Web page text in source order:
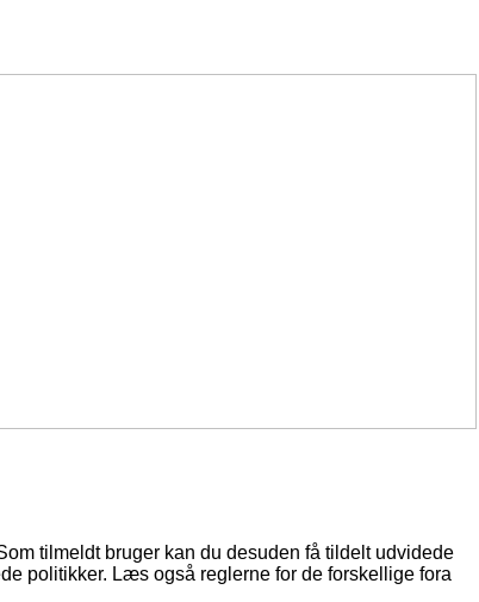
tilmeldt bruger kan du desuden få tildelt udvidede
politikker. Læs også reglerne for de forskellige fora